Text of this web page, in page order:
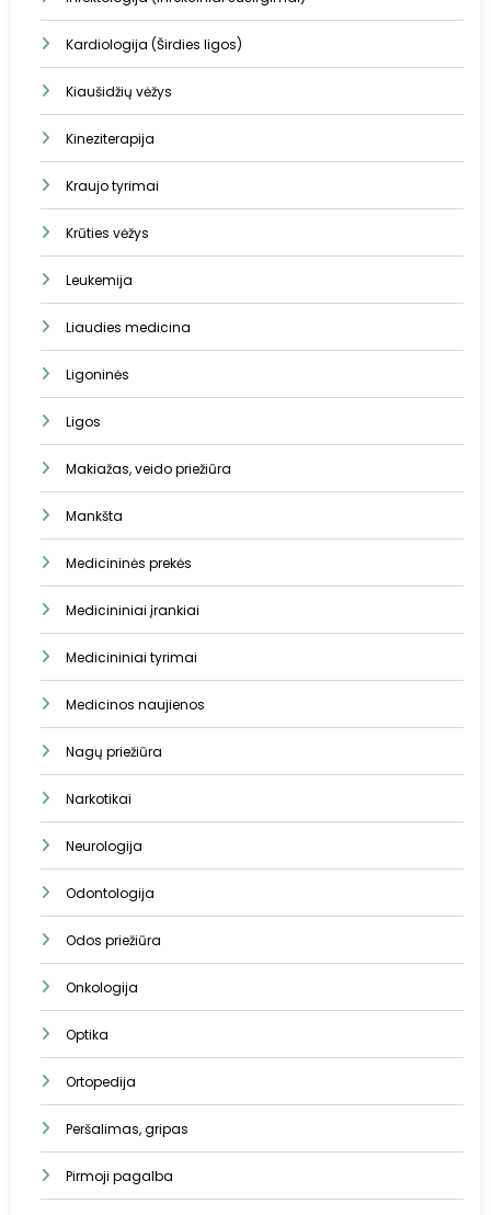
Kardiologija (Širdies ligos)
Kiaušidžių vėžys
Kineziterapija
Kraujo tyrimai
Krūties vėžys
Leukemija
Liaudies medicina
Ligoninės
Ligos
Makiažas, veido priežiūra
Mankšta
Medicininės prekės
Medicininiai įrankiai
Medicininiai tyrimai
Medicinos naujienos
Nagų priežiūra
Narkotikai
Neurologija
Odontologija
Odos priežiūra
Onkologija
Optika
Ortopedija
Peršalimas, gripas
Pirmoji pagalba